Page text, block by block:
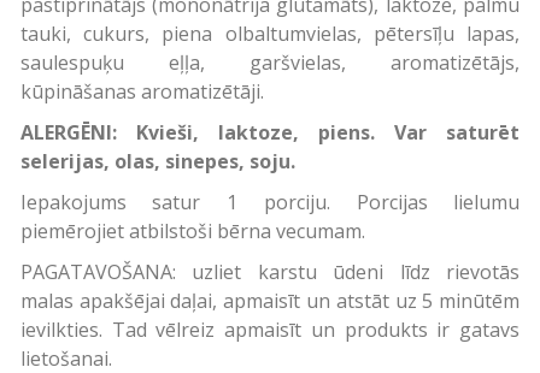
tauki, cukurs, piena olbaltumvielas, pētersīļu lapas,
saulespuķu eļļa, garšvielas, aromatizētājs,
kūpināšanas aromatizētāji.
ALERGĒNI: Kvieši, laktoze, piens. Var saturēt
selerijas, olas, sinepes, soju.
Iepakojums satur 1 porciju. Porcijas lielumu
piemērojiet atbilstoši bērna vecumam.
PAGATAVOŠANA: uzliet karstu ūdeni līdz rievotās
malas apakšējai daļai, apmaisīt un atstāt uz 5 minūtēm
ievilkties. Tad vēlreiz apmaisīt un produkts ir gatavs
lietošanai.